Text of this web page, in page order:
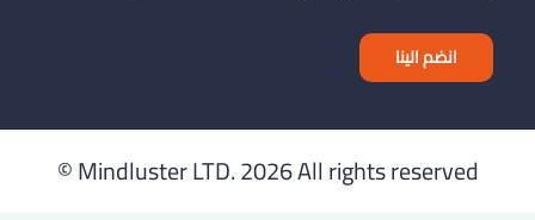
انضم الينا
Mindluster LTD.2026 All rights reserved ©